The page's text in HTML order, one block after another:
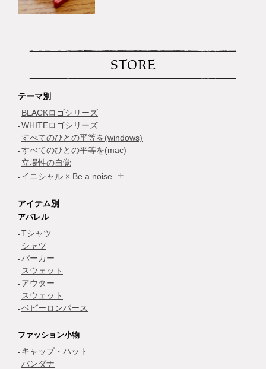
STORE
テーマ別
BLACKロゴシリーズ
WHITEロゴシリーズ
すべてのひとの平等を(windows)
すべてのひとの平等を(mac)
立場性の自覚
イニシャル × Be a noise.
アイテム別
アパレル
Tシャツ
シャツ
パーカー
スウェット
アウター
スウェット
ベビーロンパース
ファッション小物
キャップ・ハット
バンダナ